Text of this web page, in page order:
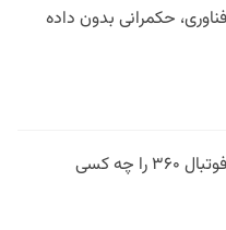
حکمرانی بدون داده
فیلتر در وقت اضافه؛ فوتبال ۳۶۰ را چه کسی